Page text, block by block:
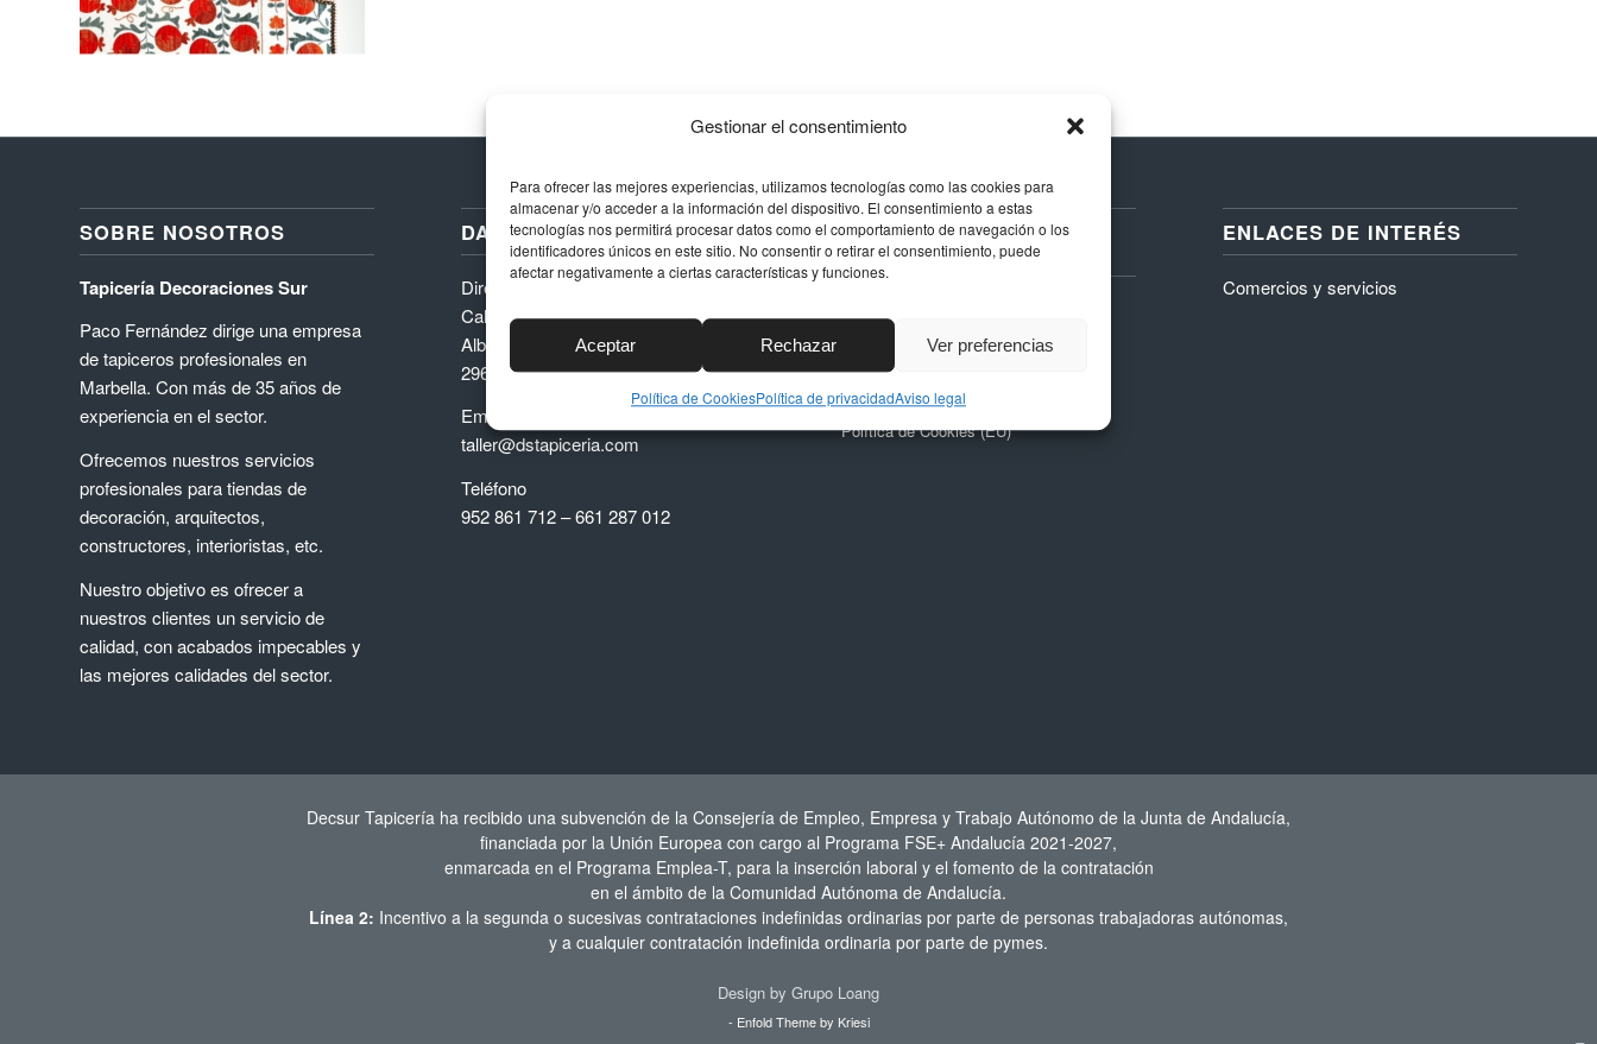
Gestionar el consentimiento
Para ofrecer las mejores experiencias, utilizamos tecnologías como las cookies para
almacenar y/o acceder a la información del dispositivo. El consentimiento a estas
tecnologías nos permitirá procesar datos como el comportamiento de navegación o los
identificadores únicos en este sitio. No consentir o retirar el consentimiento, puede
afectar negativamente a ciertas características y funciones.
Aceptar Rechazar Ver preferencias
Política de CookiesPolítica de privacidadAviso legal
SOBRE NOSOTROS
Tapicería Decoraciones Sur
Paco Fernández dirige una empresa
de tapiceros profesionales en
Marbella. Con más de 35 años de
experiencia en el sector.
Ofrecemos nuestros servicios
profesionales para tiendas de
decoración, arquitectos,
constructores, interioristas, etc.
Nuestro objetivo es ofrecer a
nuestros clientes un servicio de
calidad, con acabados impecables y
las mejores calidades del sector.
DATOS DE CONTACTO
Dirección
Calle Níquel, 24, Polígono La
Albarizas,
29603, Marbella (Málaga)
Email
taller@dstapiceria.com
Teléfono
952 861 712 – 661 287 012
TAPICERÍA
DECORACIONES SUR
Política de privacidad
Política de Cookies (EU)
ENLACES DE INTERÉS
Comercios y servicios
Decsur Tapicería ha recibido una subvención de la Consejería de Empleo, Empresa y Trabajo Autónomo de la Junta de Andalucía,
financiada por la Unión Europea con cargo al Programa FSE+ Andalucía 2021-2027,
enmarcada en el Programa Emplea-T, para la inserción laboral y el fomento de la contratación
en el ámbito de la Comunidad Autónoma de Andalucía.
Línea 2: Incentivo a la segunda o sucesivas contrataciones indefinidas ordinarias por parte de personas trabajadoras autónomas,
y a cualquier contratación indefinida ordinaria por parte de pymes.
Design by Grupo Loang
- Enfold Theme by Kriesi